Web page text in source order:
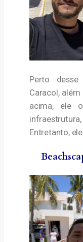
Perto
Caracol,
acima, ele
Entretanto,